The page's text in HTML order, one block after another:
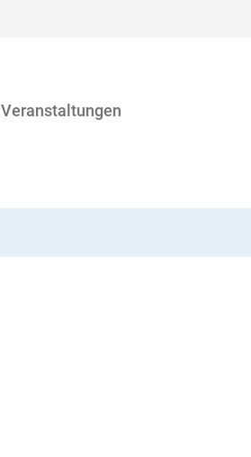
Veranstaltungen